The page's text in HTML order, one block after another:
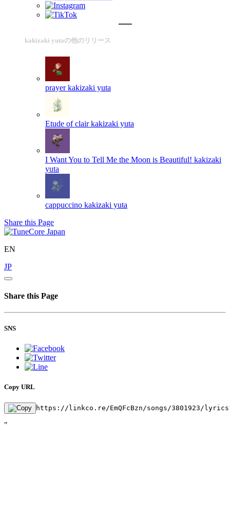
kakizaki yutaの他のリリース
prayer kakizaki yuta
Etude of clair kakizaki yuta
I Want You to Tell Me the Moon is Beautiful! kakizaki
yuta
cappuccino kakizaki yuta
Share this Page
EN
JP
Share this Page
SNS
Copy URL
https://linkco.re/EmQFcBzn/songs/3801923/
"